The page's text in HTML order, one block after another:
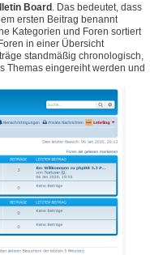
Board . Das bedeutet, dass
ersten Beitrag benannt
Kategorien und Foren sortiert
in einer Übersicht
standmäßig chronologisch,
Themas eingereiht werden und